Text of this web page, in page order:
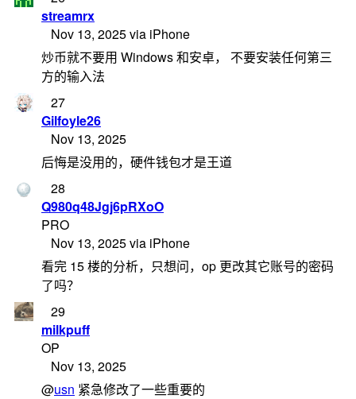
streamrx
Nov 13, 2025 via iPhone
炒币就不要用 Windows 和安卓， 不要安装任何第三
方的输入法
27
Gilfoyle26
Nov 13, 2025
后悔是没用的，硬件钱包才是王道
28
Q980q48Jgj6pRXoO
PRO
Nov 13, 2025 via iPhone
看完 15 楼的分析，只想问，op 更改其它账号的密码
了吗？
29
milkpuff
OP
Nov 13, 2025
@usn 紧急修改了一些重要的